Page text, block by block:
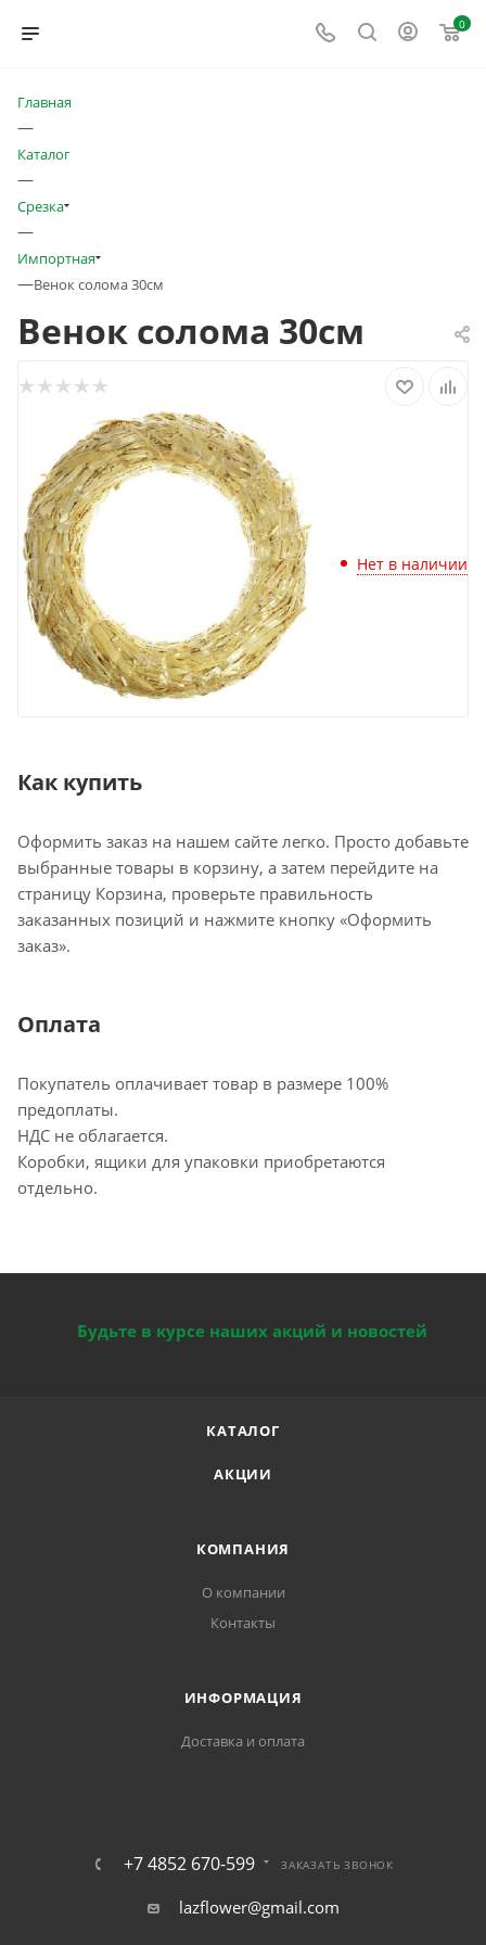
0
Главная
—
Каталог
—
Срезка
—
Импортная
—Венок солома 30см
Венок солома 30см
Нет в наличии
Как купить
Оформить заказ на нашем сайте легко. Просто добавьте
выбранные товары в корзину, а затем перейдите на
страницу Корзина, проверьте правильность
заказанных позиций и нажмите кнопку «Оформить
заказ».
Оплата
Покупатель оплачивает товар в размере 100%
предоплаты.
НДС не облагается.
Коробки, ящики для упаковки приобретаются
отдельно.
Будьте в курсе наших акций и новостей
КАТАЛОГ
АКЦИИ
КОМПАНИЯ
О компании
Контакты
ИНФОРМАЦИЯ
Доставка и оплата
+7 4852 670-599 ЗАКАЗАТЬ ЗВОНОК
lazflower@gmail.com